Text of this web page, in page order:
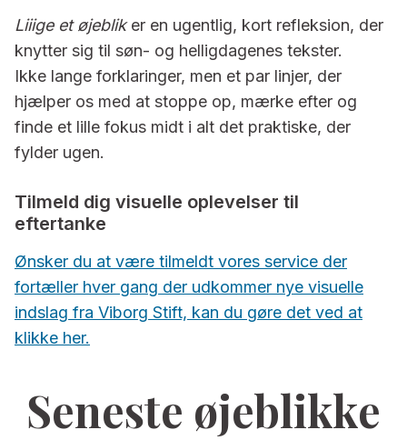
Liiige et øjebliker en ugentlig, kort refleksion, der
knytter sig til søn- og helligdagenes tekster.
Ikke lange forklaringer, men et par linjer, der
hjælper os med at stoppe op, mærke efter og
finde et lille fokus midt i alt det praktiske, der
fylder ugen.
Tilmeld dig visuelle oplevelser til
eftertanke
Ønsker du at være tilmeldt vores service der
fortæller hver gang der udkommer nye visuelle
indslag fra Viborg Stift, kan du gøre det ved at
klikke her.
Seneste øjeblikke